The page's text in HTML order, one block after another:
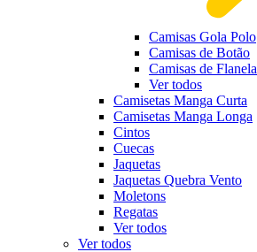
Camisas Gola Polo
Camisas de Botão
Camisas de Flanela
Ver todos
Camisetas Manga Curta
Camisetas Manga Longa
Cintos
Cuecas
Jaquetas
Jaquetas Quebra Vento
Moletons
Regatas
Ver todos
Ver todos